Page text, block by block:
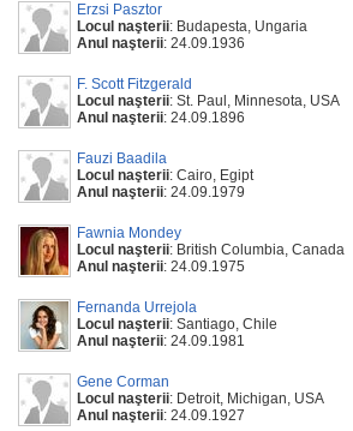
Erzsi Pasztor
Locul naşterii: Budapesta, Ungaria
Anul naşterii: 24.09.1936
F. Scott Fitzgerald
Locul naşterii: St. Paul, Minnesota, USA
Anul naşterii: 24.09.1896
Fauzi Baadila
Locul naşterii: Cairo, Egipt
Anul naşterii: 24.09.1979
Fawnia Mondey
Locul naşterii: British Columbia, Canada
Anul naşterii: 24.09.1975
Fernanda Urrejola
Locul naşterii: Santiago, Chile
Anul naşterii: 24.09.1981
Gene Corman
Locul naşterii: Detroit, Michigan, USA
Anul naşterii: 24.09.1927